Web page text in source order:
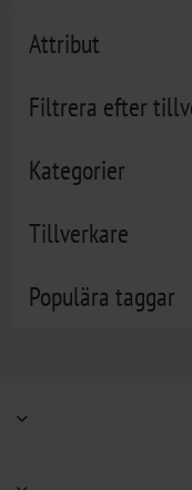
Attribut
Filtrera efter
Kategorier
Tillverkare
Populära taggar